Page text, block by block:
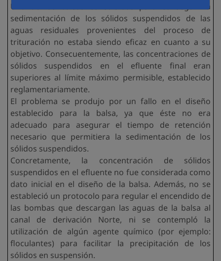
Una de las balsas construidas para conseguir la
sedimentación de los sólidos suspendidos de las
aguas residuales provenientes del proceso de
trituración no estaba siendo eficaz en cuanto a su
objetivo. Consecuentemente, las concentraciones de
sólidos suspendidos en el efluente final eran
superiores al límite máximo permisible, establecido
reglamentariamente.
El problema se produjo por un fallo en el diseño
establecido para la balsa, ya que éste no era
adecuado para asegurar el tiempo de retención
necesario que permitiera la sedimentación de los
sólidos suspendidos.
Concretamente, la concentración de sólidos
suspendidos en el efluente no fue considerada como
dato inicial en el diseño de la balsa. Además, no se
estableció un protocolo para regular el encendido de
las bombas que descargan las aguas de la balsa al
canal de derivación Norte, ni se contempló la
utilización de algún agente químico (por ejemplo:
floculantes) para facilitar la precipitación de los
sólidos en suspensión.